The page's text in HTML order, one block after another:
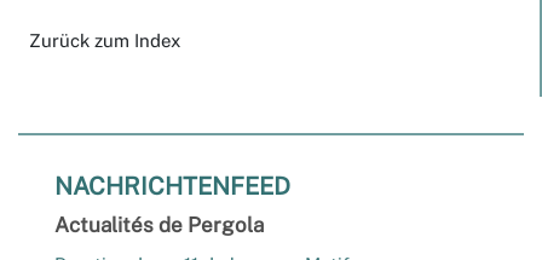
Zurück zum Index
NACHRICHTENFEED
Actualités de Pergola